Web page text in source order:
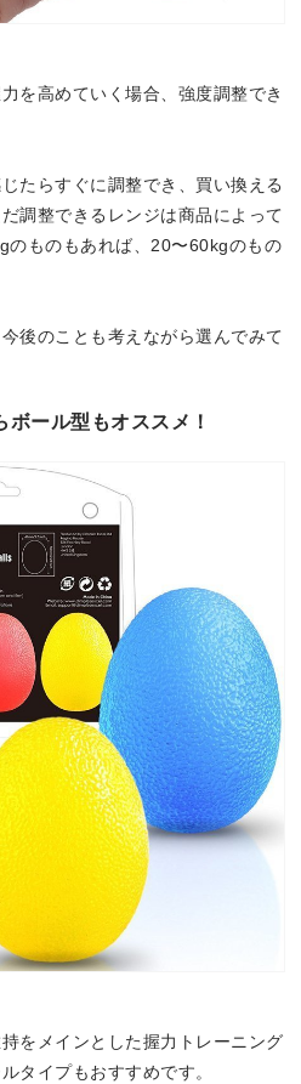
を高めていく場合、強度調整でき
たらすぐに調整でき、買い換える
調整できるレンジは商品によって
のものもあれば、20〜60kgのもの
後のことも考えながら選んでみて
ール型もオススメ！
をメインとした握力トレーニング
タイプもおすすめです。